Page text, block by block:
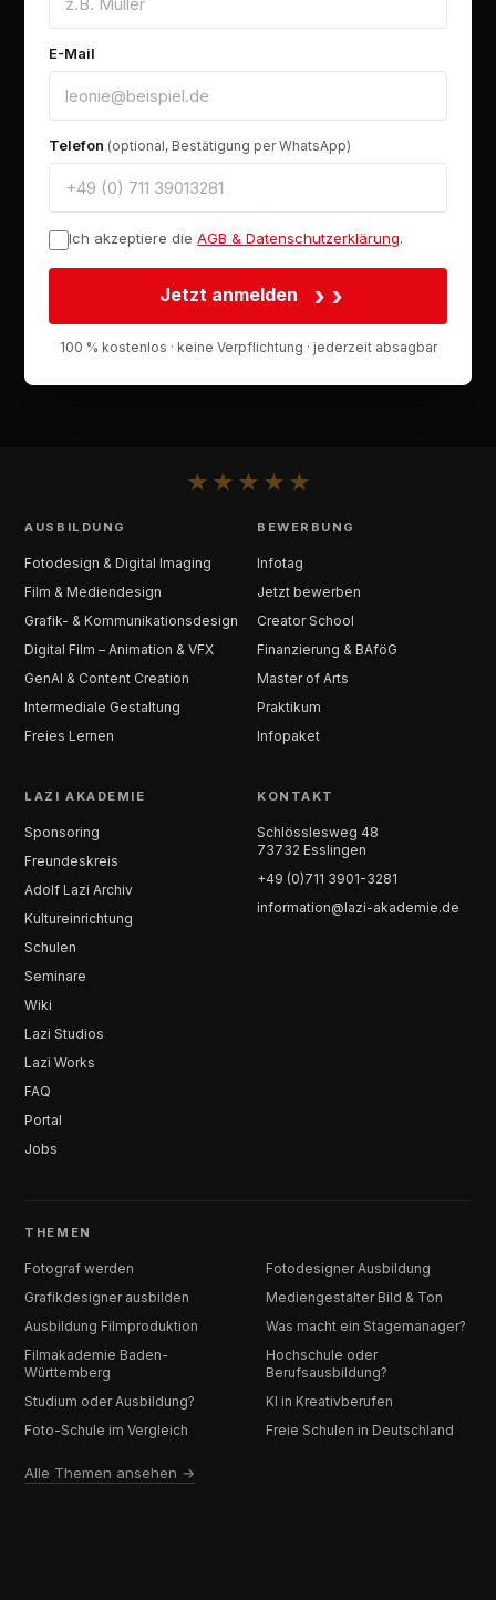
E-Mail
Telefon (optional, Bestätigung per WhatsApp)
Ich akzeptiere die AGB & Datenschutzerklärung.
Jetzt anmelden ›
100 % kostenlos · keine Verpflichtung · jederzeit absagbar
★ ★ ★ ★ ★
AUSBILDUNG
Fotodesign & Digital Imaging
Film & Mediendesign
Grafik- & Kommunikationsdesign
Digital Film – Animation & VFX
GenAI & Content Creation
Intermediale Gestaltung
Freies Lernen
BEWERBUNG
Infotag
Jetzt bewerben
Creator School
Finanzierung & BAföG
Master of Arts
Praktikum
Infopaket
LAZI AKADEMIE
Sponsoring
Freundeskreis
Adolf Lazi Archiv
Kultureinrichtung
Schulen
Seminare
Wiki
Lazi Studios
Lazi Works
FAQ
Portal
Jobs
KONTAKT
Schlösslesweg 48
73732 Esslingen
+49 (0)711 3901-3281
information@lazi-akademie.de
THEMEN
Fotograf werden
Fotodesigner Ausbildung
Grafikdesigner ausbilden
Mediengestalter Bild & Ton
Ausbildung Filmproduktion
Was macht ein Stagemanager?
Filmakademie Baden-
Württemberg
Hochschule oder
Berufsausbildung?
Studium oder Ausbildung?
KI in Kreativberufen
Foto-Schule im Vergleich
Freie Schulen in Deutschland
Alle Themen ansehen →